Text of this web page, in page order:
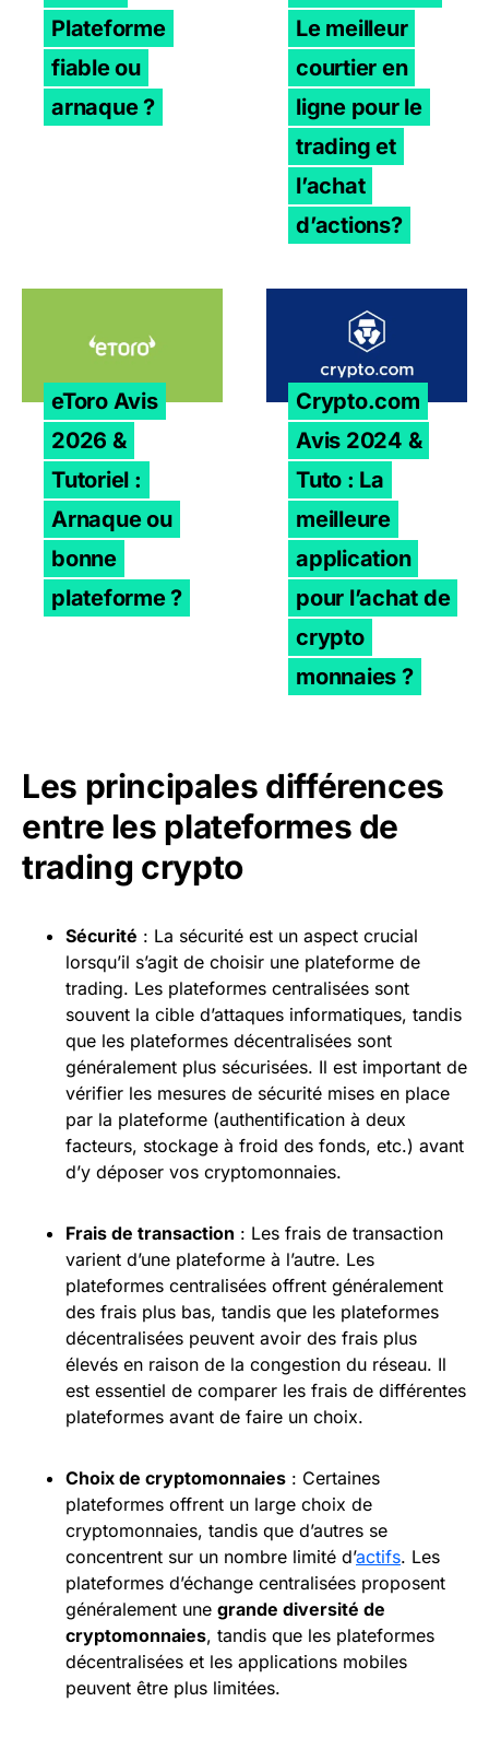
Plateforme
fiable ou
arnaque ?
Le meilleur
courtier en
ligne pour le
trading et
l’achat
d’actions?
eToro Avis
2026 &
Tutoriel :
Arnaque ou
bonne
plateforme ?
Crypto.com
Avis 2024 &
Tuto : La
meilleure
application
pour l’achat de
crypto
monnaies ?
Les principales différences
entre les plateformes de
trading crypto
Sécurité : La sécurité est un aspect crucial
lorsqu’il s’agit de choisir une plateforme de
trading. Les plateformes centralisées sont
souvent la cible d’attaques informatiques, tandis
que les plateformes décentralisées sont
généralement plus sécurisées. Il est important de
vérifier les mesures de sécurité mises en place
par la plateforme (authentification à deux
facteurs, stockage à froid des fonds, etc.) avant
d’y déposer vos cryptomonnaies.
Frais de transaction : Les frais de transaction
varient d’une plateforme à l’autre. Les
plateformes centralisées offrent généralement
des frais plus bas, tandis que les plateformes
décentralisées peuvent avoir des frais plus
élevés en raison de la congestion du réseau. Il
est essentiel de comparer les frais de différentes
plateformes avant de faire un choix.
Choix de cryptomonnaies : Certaines
plateformes offrent un large choix de
cryptomonnaies, tandis que d’autres se
concentrent sur un nombre limité d’actifs. Les
plateformes d’échange centralisées proposent
généralement une grande diversité de
cryptomonnaies, tandis que les plateformes
décentralisées et les applications mobiles
peuvent être plus limitées.